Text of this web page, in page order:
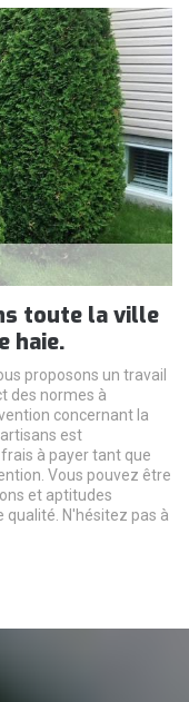
toute la ville
haie.
proposons un travail
des normes à
concernant la
est
à payer tant que
Vous pouvez être
et aptitudes
qualité. N'hésitez pas à